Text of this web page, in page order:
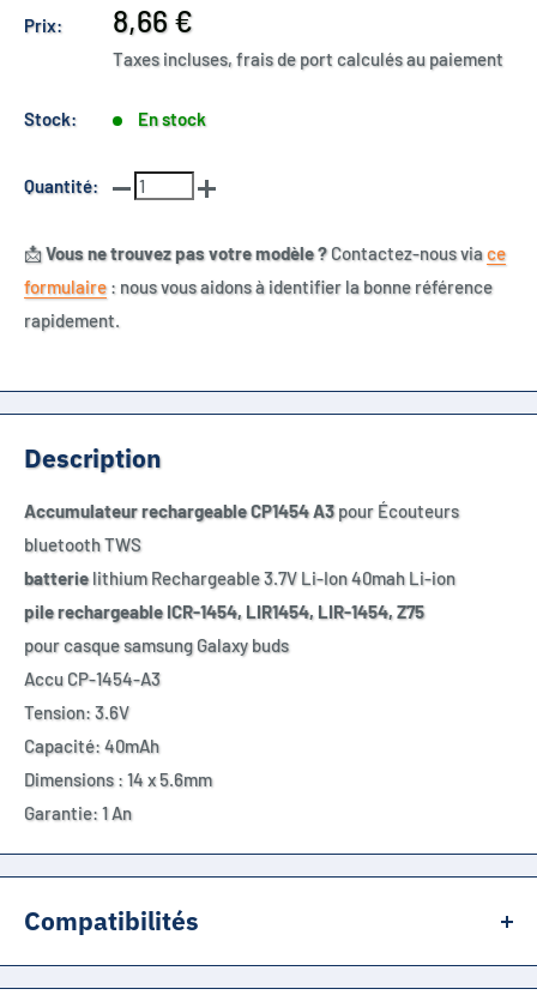
Prix:
Prix
réduit
8,66 €
Taxes incluses, frais de port calculés au paiement
Stock: En stock
Quantité:
📩Vous ne trouvez pas votre modèle ?Contactez-nous viace
formulaire : nous vous aidons à identifier la bonne référence
rapidement.
Description
Accumulateur rechargeable CP1454 A3 pour Écouteurs
bluetooth TWS
batterie lithium Rechargeable 3.7V Li-Ion 40mah Li-ion
pile rechargeable ICR-1454, LIR1454, LIR-1454, Z75
pour casque samsung Galaxy buds
Accu CP-1454-A3
Tension: 3.6V
Capacité: 40mAh
Dimensions : 14 x 5.6mm
Garantie: 1 An
Compatibilités